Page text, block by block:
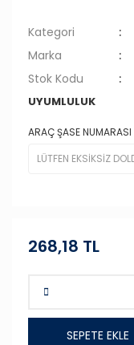
Kategori
Marka
Stok Kodu
UYUMLULUK
ARAÇ ŞASE NUMARASI
268,18 TL
SEPETE EKLE